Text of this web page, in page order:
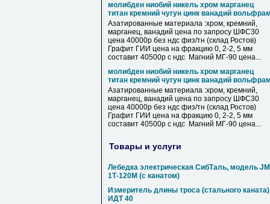
молибден ниобий никель хром марганец
титан кремний чугун цинк ванадий
Азатированные материала :хром, кремний,
марганец, ванадий цена по запросу ШФС30
цена 40000р без ндс физ/тн (склад Ростов)
Графит ГИИ цена на фракцию 0, 2-2, 5 мм
составит 40500р с ндс Магний МГ-90 цена...
молибден ниобий никель хром марганец
титан кремний чугун цинк ванадий
Азатированные материала :хром, кремний,
марганец, ванадий цена по запросу ШФС30
цена 40000р без ндс физ/тн (склад Ростов)
Графит ГИИ цена на фракцию 0, 2-2, 5 мм
составит 40500р с ндс Магний МГ-90 цена...
Товары и услуги
Лебедка электрическая СибТаль, модель
1Т-120М (с канатом)
Измеритель длины троса (стального каната)
ИДТ 40